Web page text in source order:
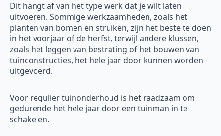
Dit hangt af van het type werk dat je wilt laten
uitvoeren. Sommige werkzaamheden, zoals het
planten van bomen en struiken, zijn het beste te doen
in het voorjaar of de herfst, terwijl andere klussen,
zoals het leggen van bestrating of het bouwen van
tuinconstructies, het hele jaar door kunnen worden
uitgevoerd.
Voor regulier tuinonderhoud is het raadzaam om
gedurende het hele jaar door een tuinman in te
schakelen.